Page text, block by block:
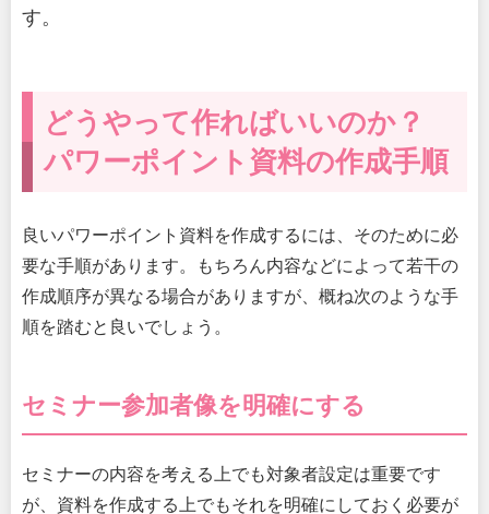
す。
どうやって作ればいいのか？
パワーポイント資料の作成手順
良いパワーポイント資料を作成するには、そのために必
要な手順があります。もちろん内容などによって若干の
作成順序が異なる場合がありますが、概ね次のような手
順を踏むと良いでしょう。
セミナー参加者像を明確にする
セミナーの内容を考える上でも対象者設定は重要です
が、資料を作成する上でもそれを明確にしておく必要が